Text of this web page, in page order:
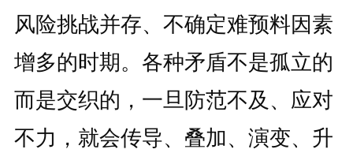
风险挑战并存、不确定难预料因素
增多的时期。各种矛盾不是孤立的
而是交织的，一旦防范不及、应对
不力，就会传导、叠加、演变、升